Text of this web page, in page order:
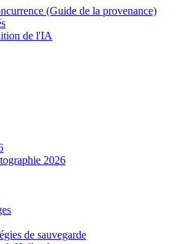
(Guide de la provenance)
de l'IA
2026
de sauvegarde